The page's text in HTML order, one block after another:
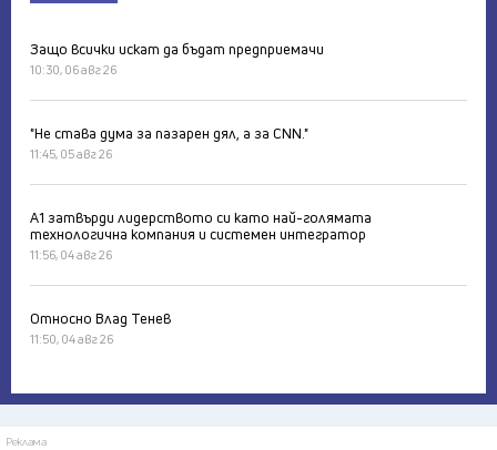
Защо всички искат да бъдат предприемачи
10:30, 06 авг 26
"Не става дума за пазарен дял, а за CNN."
11:45, 05 авг 26
А1 затвърди лидерството си като най-голямата
технологична компания и системен интегратор
11:56, 04 авг 26
Относно Влад Тенев
11:50, 04 авг 26
Реклама